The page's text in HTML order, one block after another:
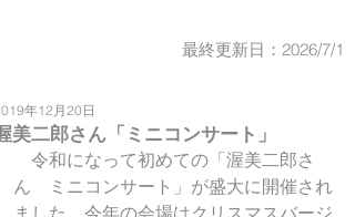
最終更新日：2026/7/1
美二郎さん「ミニコンサート」
年12月20日
令和になって初めての「渥美二郎さ
ん　ミニコンサート」が盛大に開催され
ました。今年の会場はクリスマスバージ